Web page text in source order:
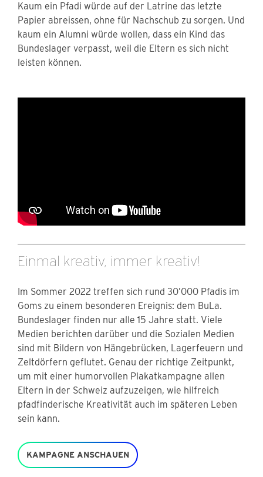
Kaum ein Pfadi würde auf der Latrine das letzte
Papier abreissen, ohne für Nachschub zu sorgen. Und
kaum ein Alumni würde wollen, dass ein Kind das
Bundeslager verpasst, weil die Eltern es sich nicht
leisten können.
Einmal kreativ, immer kreativ!
Im Sommer 2022 treffen sich rund 30’000 Pfadis im
Goms zu einem besonderen Ereignis: dem BuLa.
Bundeslager finden nur alle 15 Jahre statt. Viele
Medien berichten darüber und die Sozialen Medien
sind mit Bildern von Hängebrücken, Lagerfeuern und
Zeltdörfern geflutet. Genau der richtige Zeitpunkt,
um mit einer humorvollen Plakatkampagne allen
Eltern in der Schweiz aufzuzeigen, wie hilfreich
pfadfinderische Kreativität auch im späteren Leben
sein kann.
KAMPAGNE ANSCHAUEN